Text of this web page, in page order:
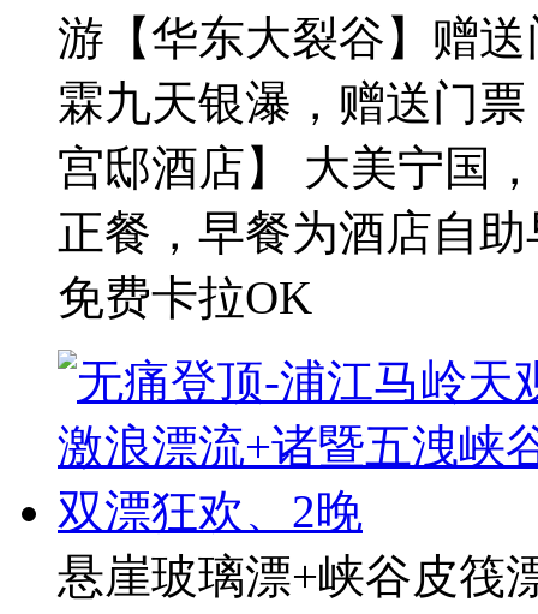
游【华东大裂谷】赠
霖九天银瀑，赠送门
宫邸酒店】 大美宁国
正餐，早餐为酒店自
免费卡拉OK
悬崖玻璃漂+峡谷皮筏